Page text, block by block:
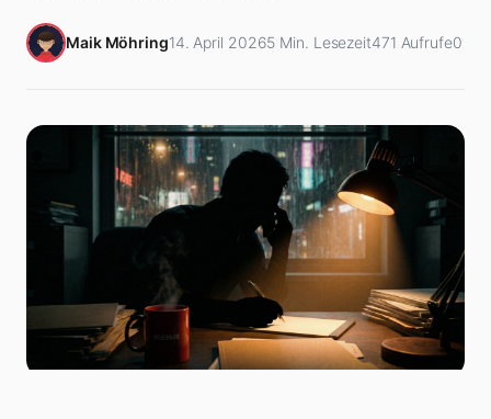
Maik Möhring14. April 20265 Min. Lesezeit471 Aufrufe0